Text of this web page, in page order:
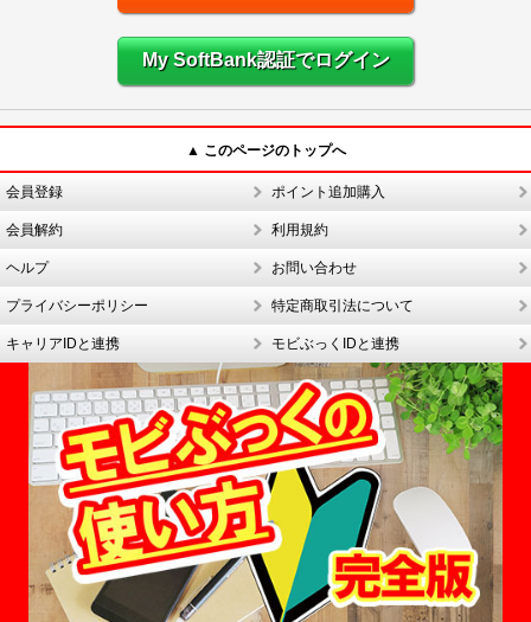
My SoftBank認証でログイン
▲ このページのトップへ
会員登録 ポイント追加購入
会員解約 利用規約
ヘルプ お問い合わせ
プライバシーポリシー 特定商取引法について
キャリアIDと連携 モビぶっくIDと連携